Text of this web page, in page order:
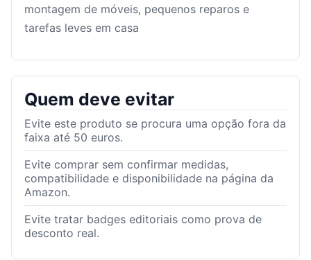
montagem de móveis, pequenos reparos e
tarefas leves em casa
Quem deve evitar
Evite este produto se procura uma opção fora da
faixa até 50 euros.
Evite comprar sem confirmar medidas,
compatibilidade e disponibilidade na página da
Amazon.
Evite tratar badges editoriais como prova de
desconto real.